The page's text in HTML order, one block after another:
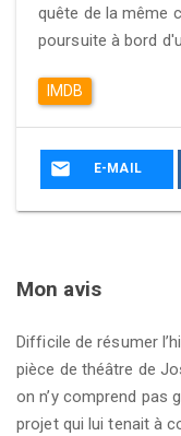
quête de la même
poursuite à bord
IMDB
E-MAIL
Mon avis
Difficile de résumer
pièce de théâtre de
on n’y comprend pas
projet qui lui tenait à